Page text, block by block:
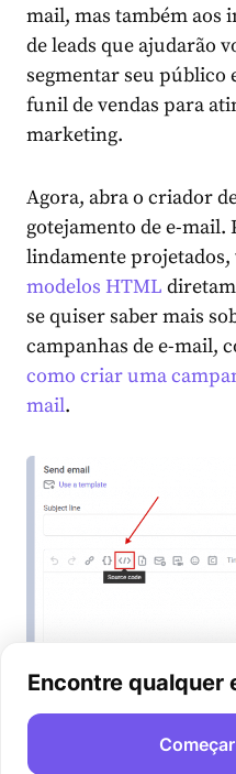
mail, mas também aos
de leads que ajudarão
segmentar seu público
funil de vendas para
marketing.
Agora, abra o criador
gotejamento de e-mail.
lindamente projetados,
modelos HTML
se quiser saber mais
campanhas de e-mail,
como criar uma
mail.
Encontre qualquer